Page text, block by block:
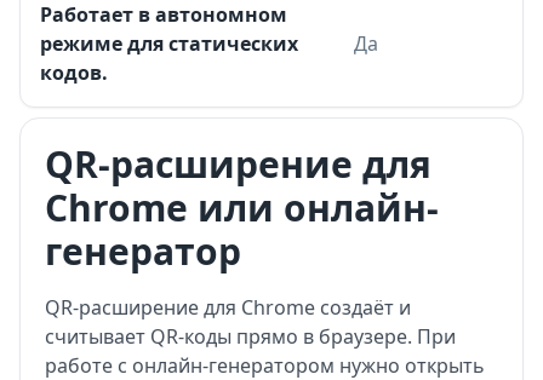
Работает в автономном
режиме для статических
кодов.
Да
QR-расширение для
Chrome или онлайн-
генератор
QR-расширение для Chrome создаёт и
считывает QR-коды прямо в браузере. При
работе с онлайн-генератором нужно открыть